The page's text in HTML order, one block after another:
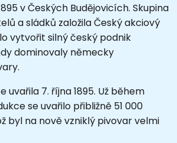
vČeských Budějovicích. Skupina
a sládků založila Český akciový
vytvořit silný český podnik
dominovaly německy
uvařila 7. října 1895. Už během
se uvařilo přibližně 51 000
byl na nově vzniklý pivovar velmi